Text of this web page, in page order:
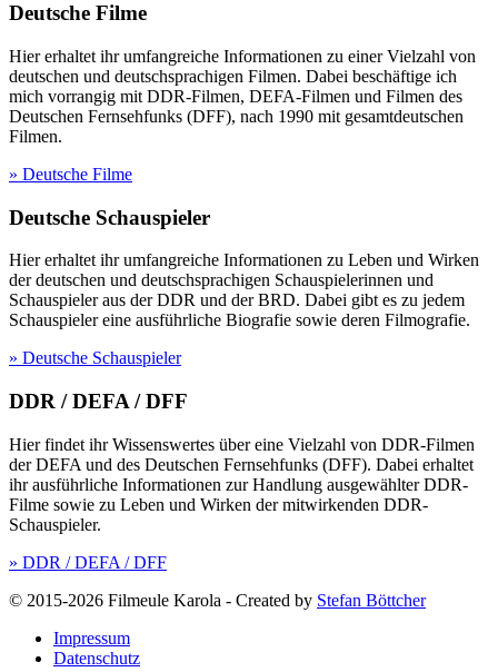
Deutsche Filme
Hier erhaltet ihr umfangreiche Informationen zu einer Vielzahl von
deutschen und deutschsprachigen Filmen. Dabei beschäftige ich
mich vorrangig mit DDR-Filmen, DEFA-Filmen und Filmen des
Deutschen Fernsehfunks (DFF), nach 1990 mit gesamtdeutschen
Filmen.
» Deutsche Filme
Deutsche Schauspieler
Hier erhaltet ihr umfangreiche Informationen zu Leben und Wirken
der deutschen und deutschsprachigen Schauspielerinnen und
Schauspieler aus der DDR und der BRD. Dabei gibt es zu jedem
Schauspieler eine ausführliche Biografie sowie deren Filmografie.
» Deutsche Schauspieler
DDR / DEFA / DFF
Hier findet ihr Wissenswertes über eine Vielzahl von DDR-Filmen
der DEFA und des Deutschen Fernsehfunks (DFF). Dabei erhaltet
ihr ausführliche Informationen zur Handlung ausgewählter DDR-
Filme sowie zu Leben und Wirken der mitwirkenden DDR-
Schauspieler.
» DDR / DEFA / DFF
© 2015-2026 Filmeule Karola - Created by Stefan Böttcher
Impressum
Datenschutz